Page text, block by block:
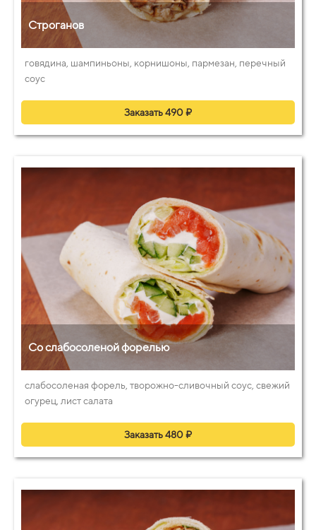
Строганов
говядина, шампиньоны, корнишоны, пармезан, перечный
соус
Заказать 490 ₽
Со слабосоленой форелью
слабосоленая форель, творожно-сливочный соус, свежий
огурец, лист салата
Заказать 480 ₽